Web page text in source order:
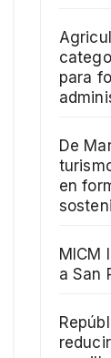
para
De
en
MICM
a San